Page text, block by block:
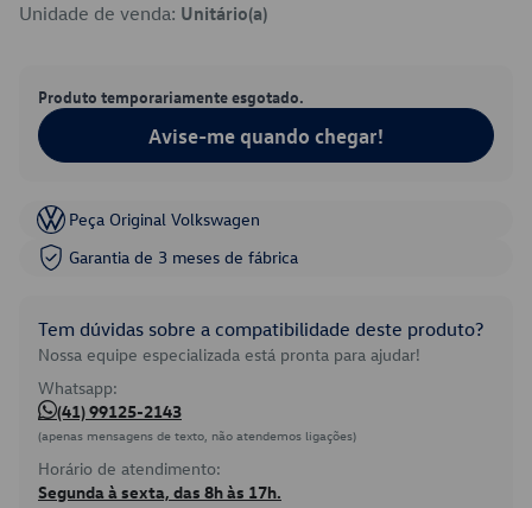
Unidade de venda: Unitário(a)
Produto temporariamente esgotado.
Avise-me quando chegar!
Peça Original Volkswagen
Garantia de 3 meses de fábrica
Tem dúvidas sobre a compatibilidade deste produto?
Nossa equipe especializada está pronta para ajudar!
Whatsapp:
(41) 99125-2143
(apenas mensagens de texto, não atendemos ligações)
Horário de atendimento:
Segunda à sexta, das 8h às 17h.